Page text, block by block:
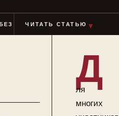
РУБРИКИ ЧТЕНИЕ
ЧИТАТЬ СТАТЬЮ ▼
Д
ля
многих